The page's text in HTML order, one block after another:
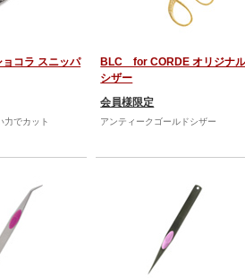
コラ スニッパ
力でカット
BLC for CORDE オリジナ
シザー
会員様限定
アンティークゴールドシザー